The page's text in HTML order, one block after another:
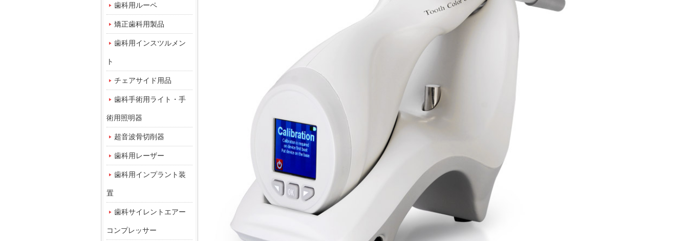
歯科用ルーペ
矯正歯科用製品
歯科用インスツルメン
ト
チェアサイド用品
歯科手術用ライト・手
術用照明器
超音波骨切削器
歯科用レーザー
歯科用インプラント装
置
歯科サイレントエアー
コンプレッサー